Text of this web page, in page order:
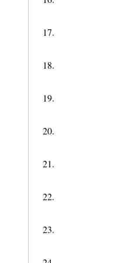
17.
18.
19.
20.
21.
22.
23.